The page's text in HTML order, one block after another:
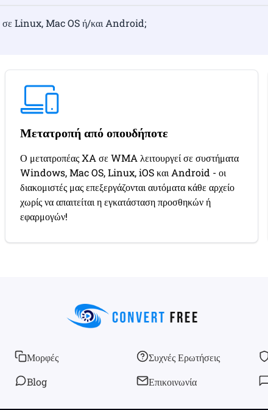
σε Linux, Mac OS ή/και Android;
Μετατροπή από οπουδήποτε
Ο μετατροπέας XA σε WMA λειτουργεί σε συστήματα
Windows, Mac OS, Linux, iOS και Android - οι
διακομιστές μας επεξεργάζονται αυτόματα κάθε αρχείο
χωρίς να απαιτείται η εγκατάσταση προσθηκών ή
εφαρμογών!
Μορφές
Blog
Συχνές Ερωτήσεις
Επικοινωνία